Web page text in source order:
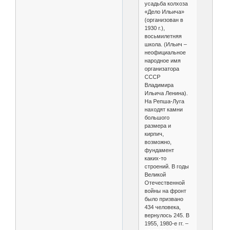
усадьба колхоза
«Дело Ильича»
(организован в
1930 г.),
восьмилетняя
школа. (Ильич –
неофициальное
народное имя
организатора
СССР
Владимира
Ильича Ленина).
На Репша-Луга
находят камни
большого
размера и
кирпич,
возможно,
фундамент
каких-то
строений. В годы
Великой
Отечественной
войны на фронт
было призвано
434 человека,
вернулось 245. В
1955, 1980-е гг. –